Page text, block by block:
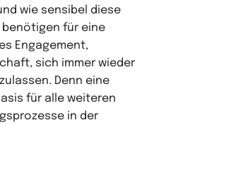
wie sensibel diese
benötigen für eine
Engagement,
sich immer wieder
Denn eine
für alle weiteren
in der